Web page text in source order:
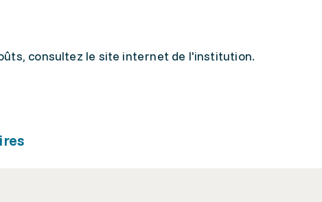
consultez le site internet de l'institution.